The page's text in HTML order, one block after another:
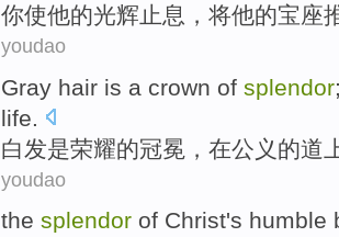
你使他的光辉止息 ，将他的宝座
youdao
Gray hair is a crown of splendor
life.
白发是荣耀的冠冕 ， 在公 义 的道
youdao
the splendor of Christ's humble